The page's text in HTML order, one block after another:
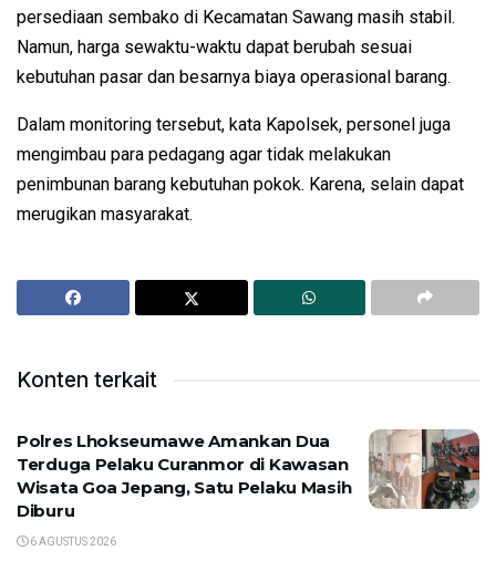
persediaan sembako di Kecamatan Sawang masih stabil.
Namun, harga sewaktu-waktu dapat berubah sesuai
kebutuhan pasar dan besarnya biaya operasional barang.
Dalam monitoring tersebut, kata Kapolsek, personel juga
mengimbau para pedagang agar tidak melakukan
penimbunan barang kebutuhan pokok. Karena, selain dapat
merugikan masyarakat.
Konten terkait
Polres Lhokseumawe Amankan Dua
Terduga Pelaku Curanmor di Kawasan
Wisata Goa Jepang, Satu Pelaku Masih
Diburu
6 AGUSTUS 2026